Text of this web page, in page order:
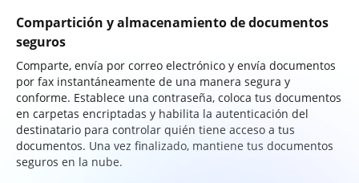
Compartición y almacenamiento de documentos
seguros
Comparte, envía por correo electrónico y envía documentos
por fax instantáneamente de una manera segura y
conforme. Establece una contraseña, coloca tus documentos
en carpetas encriptadas y habilita la autenticación del
destinatario para controlar quién tiene acceso a tus
documentos. Una vez finalizado, mantiene tus documentos
seguros en la nube.